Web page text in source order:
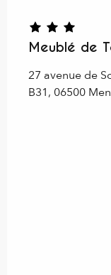
Meublé de
27 avenue de
B31, 06500